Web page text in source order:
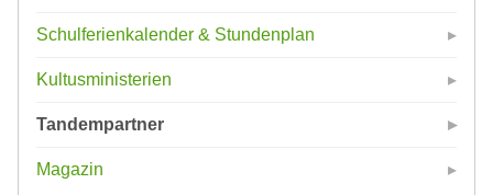
Schulferienkalender & Stundenplan
Kultusministerien
Tandempartner
Magazin